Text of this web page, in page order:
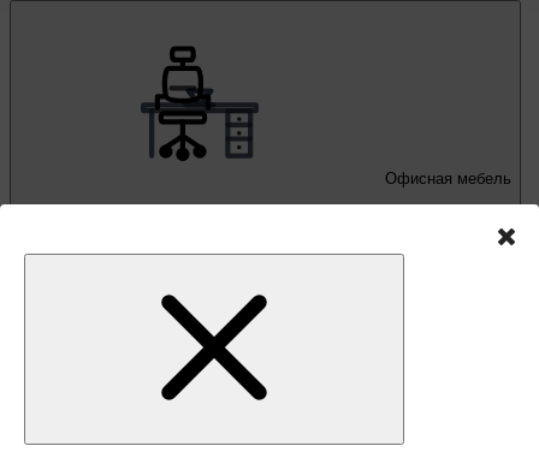
Офисная мебель
Письменные и компьютерные столы
Офисные кресла и стулья